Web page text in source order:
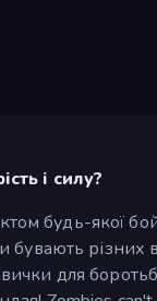
і силу?
будь-якої
бувають різних
для